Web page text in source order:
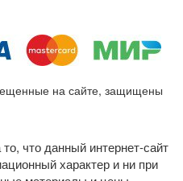
на сайте, защищены
что данный интернет-сайт
характер и ни при